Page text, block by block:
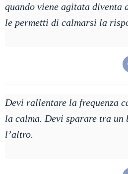
quando viene agitata diventa
le permetti di calmarsi la
Devi rallentare la frequenza
la calma. Devi sparare tra un
l’altro.